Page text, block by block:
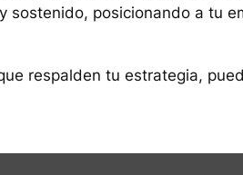
posicionando a tu
respalden tu estrategia,